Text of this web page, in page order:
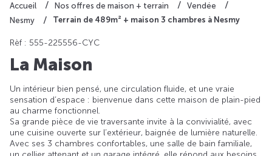
Accueil Nos offres de maison + terrain
Vendée
Nesmy
Terrain de 489m² + maison 3 chambres à Nesmy
Rèf : 555-225556-CYC
La Maison
Un intérieur bien pensé, une circulation fluide, et une vraie
sensation d’espace : bienvenue dans cette maison de plain-pied
au charme fonctionnel.
Sa grande pièce de vie traversante invite à la convivialité, avec
une cuisine ouverte sur l’extérieur, baignée de lumière naturelle.
Avec ses 3 chambres confortables, une salle de bain familiale,